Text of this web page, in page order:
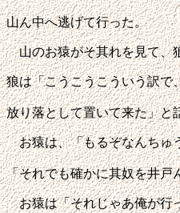
山ん中へ逃げて行った。
山のお猿がそ其れを見て、
狼は「こうこうこういう訳で
放り落として置いて来た」と
お猿は、「もるぞなんちゅ
「それでも確かに其奴を井戸
お猿は「それじゃあ俺が行